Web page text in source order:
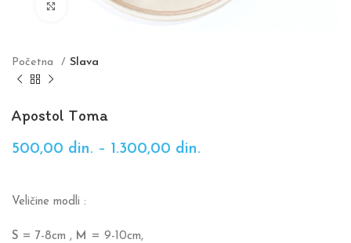
Click to enlarge
Početna Slava
Apostol Toma
500,00 din. – 1.300,00 din.
Veličine modli :
S = 7-8cm , M
= 9-10cm,